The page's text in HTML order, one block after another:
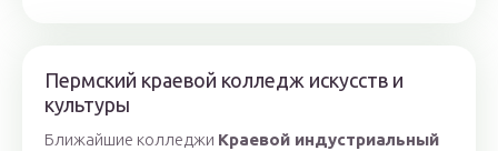
Пермский краевой колледж искусств и
культуры
Ближайшие колледжи Краевой индустриальный